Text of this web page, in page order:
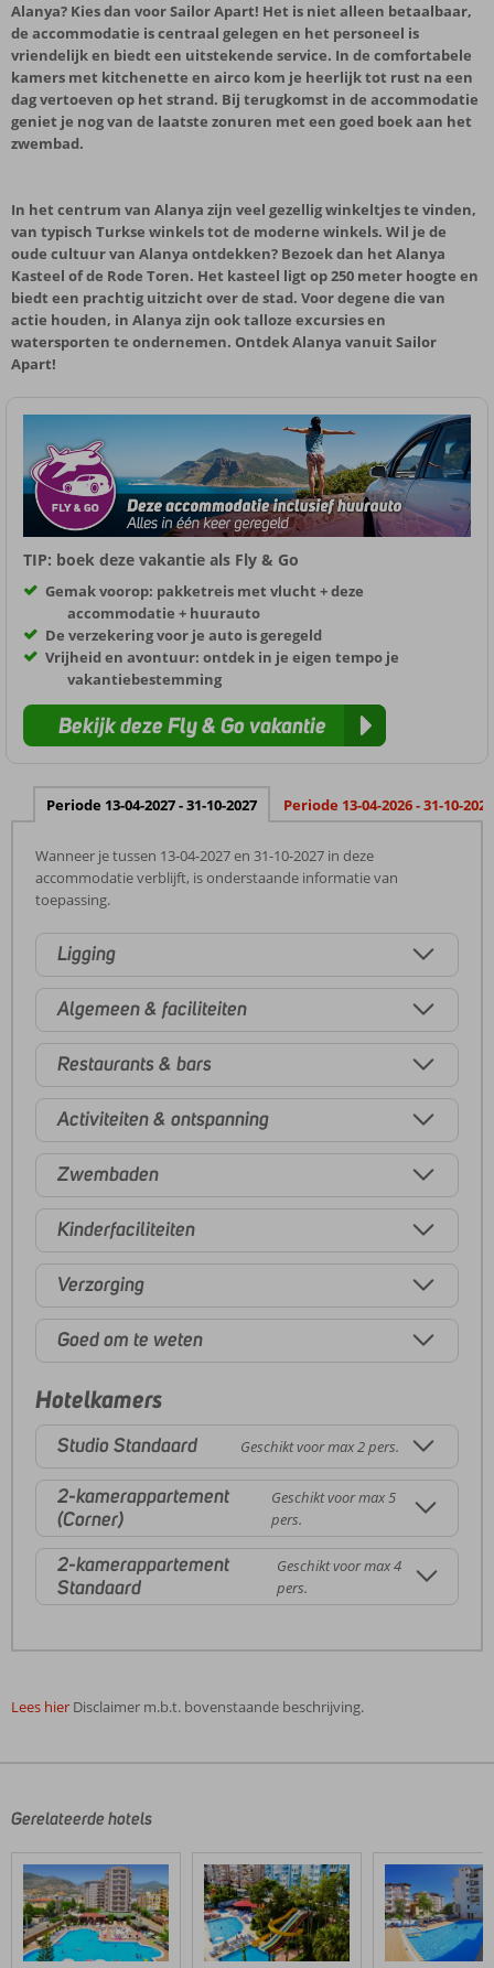
Alanya? Kies dan voor Sailor Apart! Het is niet alleen betaalbaar,
de accommodatie is centraal gelegen en het personeel is
vriendelijk en biedt een uitstekende service. In de comfortabele
kamers met kitchenette en airco kom je heerlijk tot rust na een
dag vertoeven op het strand. Bij terugkomst in de accommodatie
geniet je nog van de laatste zonuren met een goed boek aan het
zwembad.
In het centrum van Alanya zijn veel gezellig winkeltjes te vinden,
van typisch Turkse winkels tot de moderne winkels. Wil je de
oude cultuur van Alanya ontdekken? Bezoek dan het Alanya
Kasteel of de Rode Toren. Het kasteel ligt op 250 meter hoogte en
biedt een prachtig uitzicht over de stad. Voor degene die van
actie houden, in Alanya zijn ook talloze excursies en
watersporten te ondernemen. Ontdek Alanya vanuit Sailor
Apart!
TIP: boek deze vakantie als Fly & Go
Gemak voorop: pakketreis met vlucht + deze
accommodatie + huurauto
De verzekering voor je auto is geregeld
Vrijheid en avontuur: ontdek in je eigen tempo je
vakantiebestemming
Bekijk deze Fly & Go vakantie
Periode 13-04-2027 - 31-10-2027 Periode 13-04-2026 - 31-10-2026
Wanneer je tussen 13-04-2027 en 31-10-2027 in deze
accommodatie verblijft, is onderstaande informatie van
toepassing.
Ligging
Algemeen & faciliteiten
Restaurants & bars
Activiteiten & ontspanning
Zwembaden
Kinderfaciliteiten
Verzorging
Goed om te weten
Hotelkamers
Studio Standaard Geschikt voor max 2 pers.
2-kamerappartement
(Corner)
Geschikt voor max 5
pers.
2-kamerappartement
Standaard
Geschikt voor max 4
pers.
Lees hier Disclaimer m.b.t. bovenstaande beschrijving.
door
klanten
geschreven
na
hun
verblijf
Gerelateerde hotels